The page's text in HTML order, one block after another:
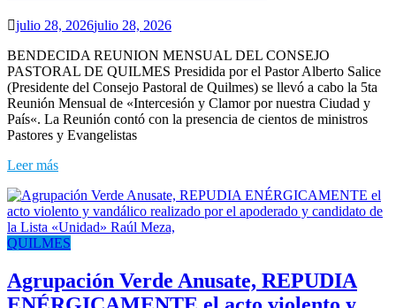
julio 28, 2026julio 28, 2026
BENDECIDA REUNION MENSUAL DEL CONSEJO
PASTORAL DE QUILMES Presidida por el Pastor Alberto Salice
(Presidente del Consejo Pastoral de Quilmes) se llevó a cabo la 5ta
Reunión Mensual de «Intercesión y Clamor por nuestra Ciudad y
País«. La Reunión contó con la presencia de cientos de ministros
Pastores y Evangelistas
Leer más
QUILMES
Agrupación Verde Anusate, REPUDIA